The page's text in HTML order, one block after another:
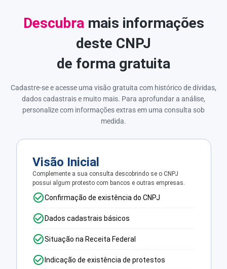
Descubra mais informações
deste CNPJ
de forma gratuita
Cadastre-se e acesse uma visão gratuita com histórico de dívidas,
dados cadastrais e muito mais. Para aprofundar a análise,
personalize com informações extras em uma consulta sob
medida.
Visão Inicial
Complemente a sua consulta descobrindo se o CNPJ
possui algum protesto com bancos e outras empresas.
Confirmação de existência do CNPJ
Dados cadastrais básicos
Situação na Receita Federal
Indicação de existência de protestos